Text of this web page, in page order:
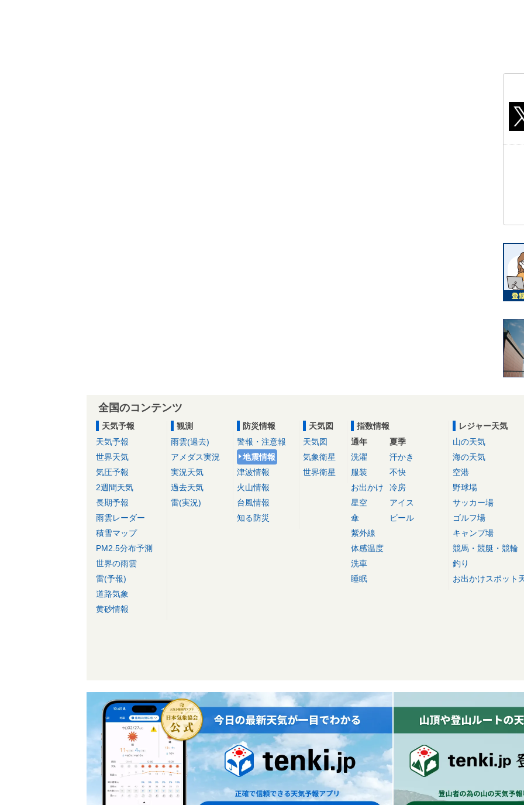
全国のコンテンツ
天気予報
天気予報
世界天気
気圧予報
2週間天気
長期予報
雨雲レーダー
積雪マップ
PM2.5分布予測
世界の雨雲
雷(予報)
道路気象
黄砂情報
観測
雨雲(過去)
アメダス実況
実況天気
過去天気
雷(実況)
防災情報
警報・注意報
地震情報
津波情報
火山情報
台風情報
知る防災
天気図
天気図
気象衛星
世界衛星
指数情報
通年
洗濯
服装
お出かけ
星空
傘
紫外線
体感温度
洗車
睡眠
夏季
汗かき
不快
冷房
アイス
ビール
レジャー天気
山の天気
海の天気
空港
野球場
サッカー場
ゴルフ場
キャンプ場
競馬・競艇・競輪
釣り
お出かけスポット